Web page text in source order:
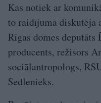
Kas notiek ar
to raidījumā diskutēja
Rīgas domes
producents, režisors
sociālantropologs,
Sedlenieks.